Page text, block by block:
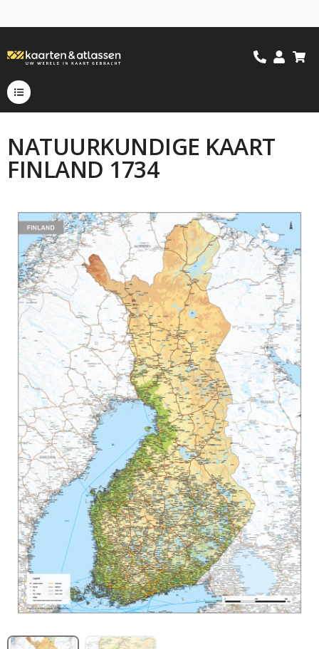
NATUURKUNDIGE KAART
FINLAND 1734